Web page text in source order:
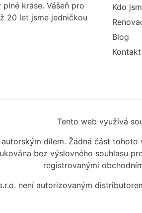
kráse. Vášeň pro
20 let jsme jedničkou
Kdo
Blog
Kontakt
Tento web využívá
dílem. Žádná část
bez výslovného souhlasu
registrovanými
není autorizovaným